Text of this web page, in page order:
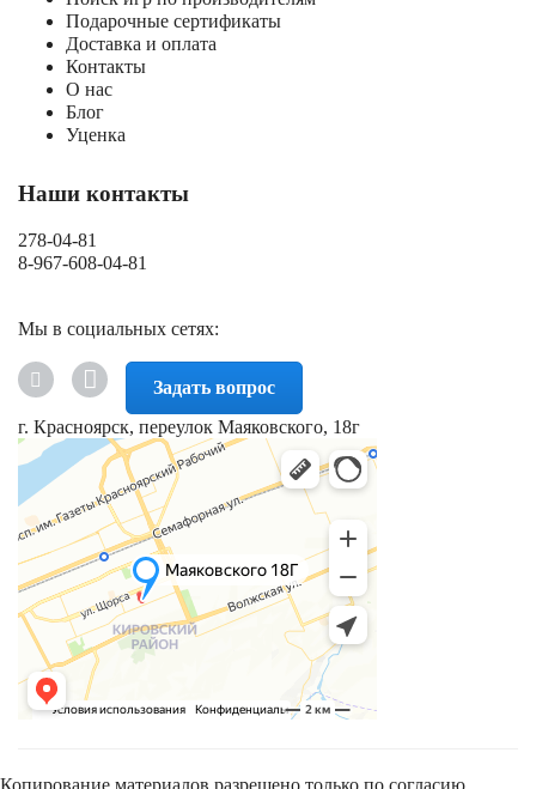
Подарочные сертификаты
Доставка и оплата
Контакты
О нас
Блог
Уценка
Наши контакты
278-04-81
8-967-608-04-81
Мы в социальных сетях:
Задать вопрос
г. Красноярск, переулок Маяковского, 18г